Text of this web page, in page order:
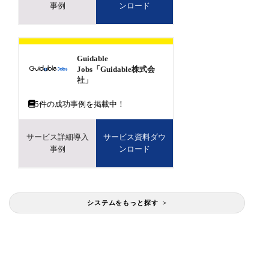
事例
ンロード
Guidable
Jobs「Guidable株式会
社」
5件の成功事例を掲載中！
サービス詳細導入
事例
サービス資料ダウ
ンロード
システムをもっと探す >